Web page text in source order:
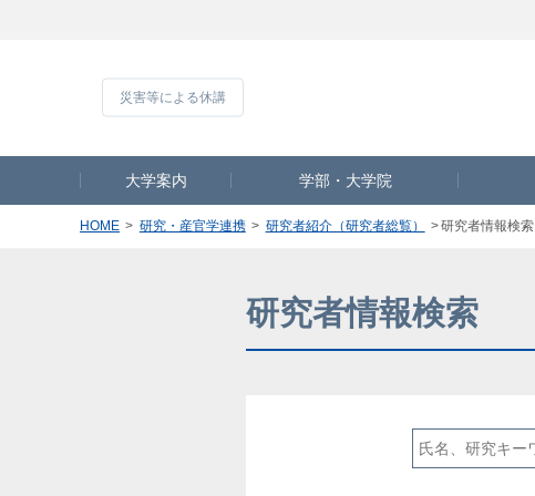
大学案内 学部・大学院
HOME 研究・産官学連携 研究者紹介（研究者総覧） 研究者情報検索
研究者情報検索